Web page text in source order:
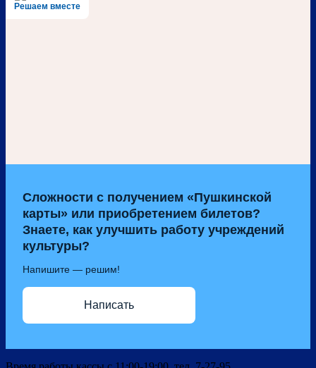
Решаем вместе
Сложности с получением «Пушкинской
карты» или приобретением билетов?
Знаете, как улучшить работу учреждений
культуры?
Напишите — решим!
Написать